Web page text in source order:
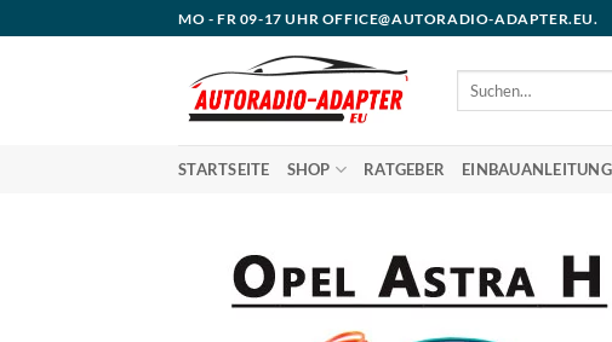
Inhalt
MO - FR 09-17 UHR OFFICE@AUTORADIO-ADAPTER.EU.
Suchen
STARTSEITE SHOP RATGEBER